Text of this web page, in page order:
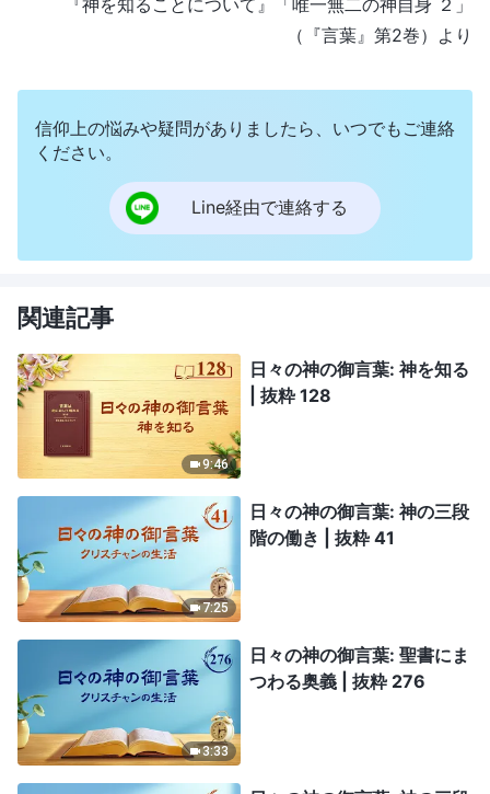
（『言葉』第2巻）より
信仰上の悩みや疑問がありましたら、いつでもご連絡
ください。
Line経由で連絡する
関連記事
9:46
日々の神の御言葉: 神を知る
| 抜粋 128
7:25
日々の神の御言葉: 神の三段
階の働き | 抜粋 41
3:33
日々の神の御言葉: 聖書にま
つわる奥義 | 抜粋 276